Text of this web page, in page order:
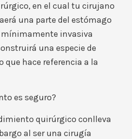
en el cual tu cirujano
una parte del estómago
invasiva
una especie de
que hace referencia a la
es seguro?
quirúrgico conlleva
al ser una cirugía